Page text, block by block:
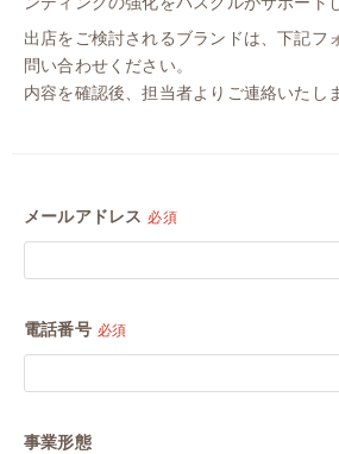
出店をご検討されるブランドは、下記フ
問い合わせください。
内容を確認後、担当者よりご連絡いたし
メールアドレス 必須
電話番号 必須
事業形態